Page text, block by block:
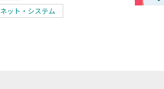
ネット・システム